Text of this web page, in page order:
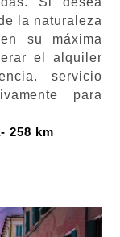
la naturaleza
su máxima
el alquiler
servicio
para
258 km